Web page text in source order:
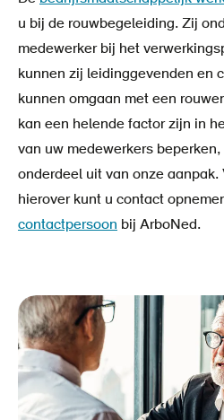
u bij de rouwbegeleiding. Zij
medewerker bij het
kunnen zij leidinggevenden en
kunnen omgaan met een
kan een helende factor zijn in
van uw medewerkers
onderdeel uit van onze aanpak.
hierover kunt u contact
contactpersoon bij ArboNed.